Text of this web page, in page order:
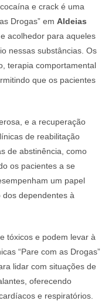
e crack é uma
Drogas” em Aldeias
acolhedor para aqueles
nessas substâncias. Os
terapia comportamental
que os pacientes
e a recuperação
de reabilitação
de abstinência, como
os pacientes a se
um papel
dependentes à
tóxicos e podem levar à
“Pare com as Drogas”
lidar com situações de
oferecendo
e respiratórios.